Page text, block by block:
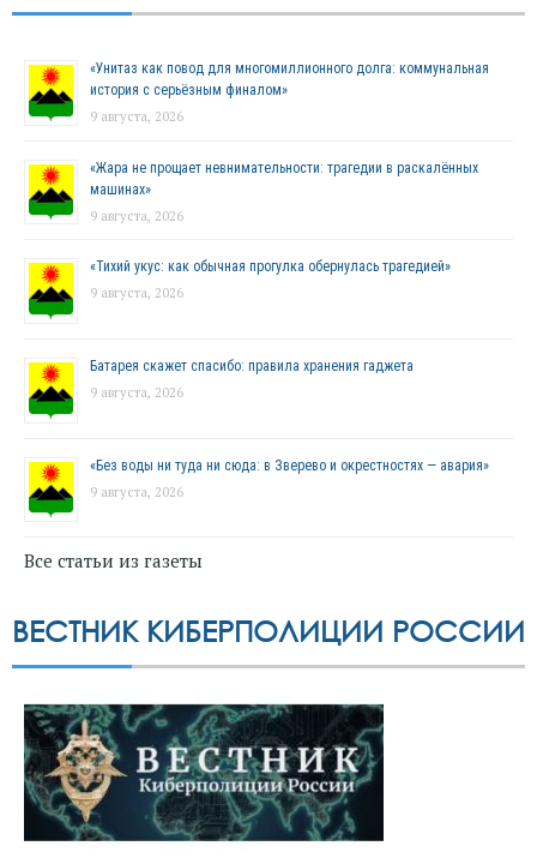
«Унитаз как повод для многомиллионного долга: коммунальная
история с серьёзным финалом»
9 августа, 2026
«Жара не прощает невнимательности: трагедии в раскалённых
машинах»
9 августа, 2026
«Тихий укус: как обычная прогулка обернулась трагедией»
9 августа, 2026
Батарея скажет спасибо: правила хранения гаджета
9 августа, 2026
«Без воды ни туда ни сюда: в Зверево и окрестностях — авария»
9 августа, 2026
Все статьи из газеты
ВЕСТНИК КИБЕРПОЛИЦИИ РОССИИ